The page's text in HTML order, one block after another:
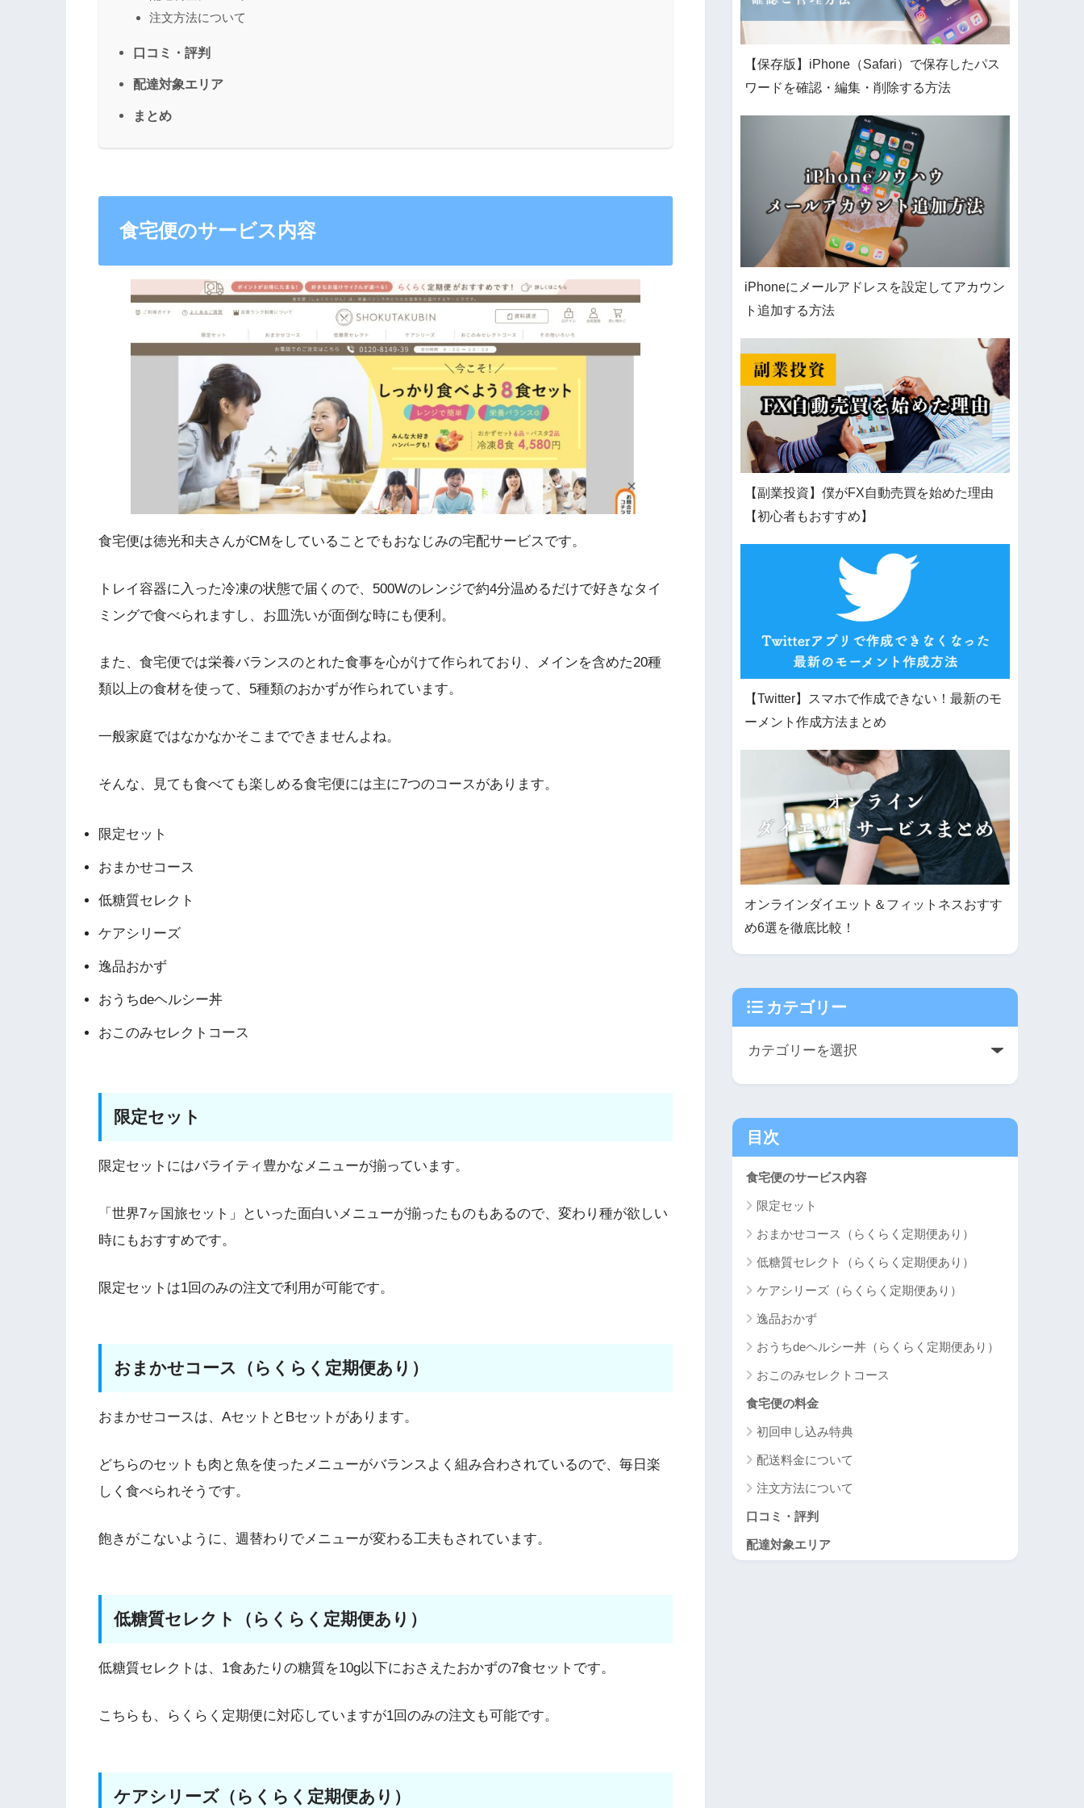
注文方法について
口コミ・評判
配達対象エリア
まとめ
食宅便のサービス内容
食宅便は徳光和夫さんがCMをしていることでもおなじみの宅配サービスです。
トレイ容器に入った冷凍の状態で届くので、500Wのレンジで約4分温めるだけで好きなタイ
ミングで食べられますし、お皿洗いが面倒な時にも便利。
また、食宅便では栄養バランスのとれた食事を心がけて作られており、メインを含めた20種
類以上の食材を使って、5種類のおかずが作られています。
一般家庭ではなかなかそこまでできませんよね。
そんな、見ても食べても楽しめる食宅便には主に7つのコースがあります。
限定セット
おまかせコース
低糖質セレクト
ケアシリーズ
逸品おかず
おうちdeヘルシー丼
おこのみセレクトコース
限定セット
限定セットにはバライティ豊かなメニューが揃っています。
「世界7ヶ国旅セット」といった面白いメニューが揃ったものもあるので、変わり種が欲しい
時にもおすすめです。
限定セットは1回のみの注文で利用が可能です。
おまかせコース（らくらく定期便あり）
おまかせコースは、AセットとBセットがあります。
どちらのセットも肉と魚を使ったメニューがバランスよく組み合わされているので、毎日楽
しく食べられそうです。
飽きがこないように、週替わりでメニューが変わる工夫もされています。
低糖質セレクト（らくらく定期便あり）
低糖質セレクトは、1食あたりの糖質を10g以下におさえたおかずの7食セットです。
こちらも、らくらく定期便に対応していますが1回のみの注文も可能です。
ケアシリーズ（らくらく定期便あり）
【保存版】iPhone（Safari）で保存したパス
ワードを確認・編集・削除する方法
iPhoneにメールアドレスを設定してアカウン
ト追加する方法
【副業投資】僕がFX自動売買を始めた理由
【初心者もおすすめ】
【Twitter】スマホで作成できない！最新のモ
ーメント作成方法まとめ
オンラインダイエット＆フィットネスおすす
め6選を徹底比較！
カテゴリー
目次
食宅便のサービス内容
限定セット
おまかせコース（らくらく定期便あり）
低糖質セレクト（らくらく定期便あり）
ケアシリーズ（らくらく定期便あり）
逸品おかず
おうちdeヘルシー丼（らくらく定期便あり）
おこのみセレクトコース
食宅便の料金
初回申し込み特典
配送料金について
注文方法について
口コミ・評判
配達対象エリア